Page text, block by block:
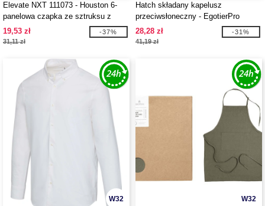
Elevate NXT 111073 - Houston 6-
panelowa czapka ze sztruksu z
recyklingu
19,53 zł
31,11 zł
-37%
Hatch składany kapelusz
przeciwsłoneczny - EgotierPro
111076
28,28 zł
41,19 zł
-31%
W32 W32